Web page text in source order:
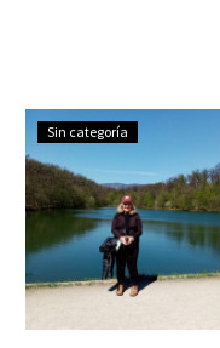
Â¡MUCHAS
Sin categoría